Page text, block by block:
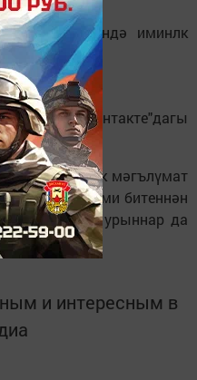
гаиләсендә иминлк
"Вконтакте"дагы
өчен барлык мәгълүмат
рәсми битеннән
аерым урыннар да
и интересным в